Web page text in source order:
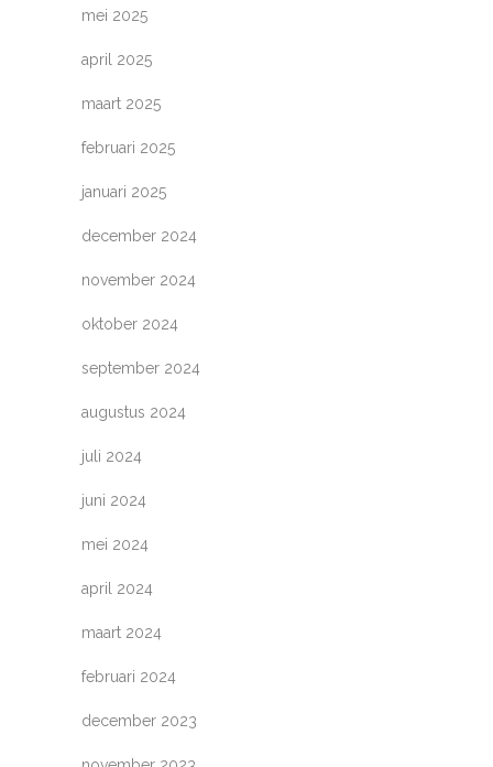
mei 2025
april 2025
maart 2025
februari 2025
januari 2025
december 2024
november 2024
oktober 2024
september 2024
augustus 2024
juli 2024
juni 2024
mei 2024
april 2024
maart 2024
februari 2024
december 2023